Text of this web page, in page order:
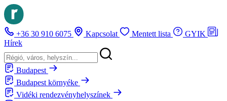
+36 30 910 6075 Kapcsolat Mentett lista
GYIK
Hírek
Budapest
Budapest környéke
Vidéki rendezvényhelyszínek